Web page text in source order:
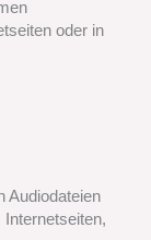
oder in
Audiodateien